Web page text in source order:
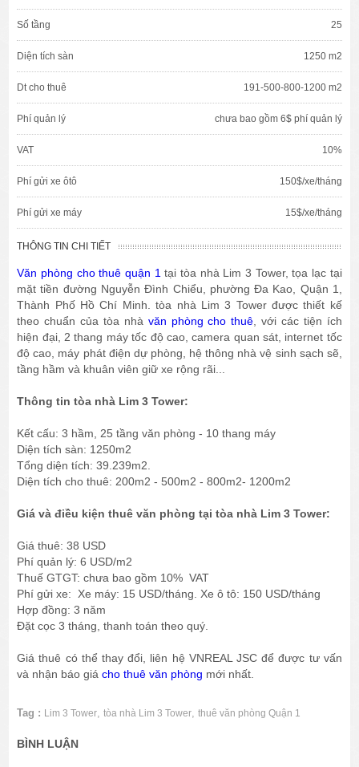
Số tầng 25
Diện tích sàn 1250 m2
Dt cho thuê 191-500-800-1200 m2
Phí quản lý chưa bao gồm 6$ phí quản lý
VAT 10%
Phí gửi xe ôtô 150$/xe/tháng
Phí gửi xe máy 15$/xe/tháng
THÔNG TIN CHI TIẾT
Văn phòng cho thuê quận 1 tại tòa nhà Lim 3 Tower, tọa lạc tại
mặt tiền đường Nguyễn Đình Chiểu, phường Đa Kao, Quận 1,
Thành Phố Hồ Chí Minh. tòa nhà Lim 3 Tower được thiết kế
theo chuẩn của tòa nhà văn phòng cho thuê , với các tiện ích
hiện đại, 2 thang máy tốc độ cao, camera quan sát, internet tốc
độ cao, máy phát điện dự phòng, hệ thông nhà vệ sinh sạch sẽ,
tầng hầm và khuân viên giữ xe rộng rãi...
Thông tin tòa nhà Lim 3 Tower:
Kết cấu: 3 hầm, 25 tầng văn phòng - 10 thang máy
Diện tích sàn: 1250m2
Tổng diện tích: 39.239m2.
Diện tích cho thuê: 200m2 - 500m2 - 800m2- 1200m2
Giá và điều kiện thuê văn phòng tại tòa nhà Lim 3 Tower:
Giá thuê: 38 USD
Phí quản lý: 6 USD/m2
Thuế GTGT: chưa bao gồm 10% VAT
Phí gửi xe: Xe máy: 15 USD/tháng. Xe ô tô: 150 USD/tháng
Hợp đồng: 3 năm
Đặt cọc 3 tháng, thanh toán theo quý.
Giá thuê có thể thay đổi, liên hệ VNREAL JSC để được tư vấn
và nhận báo giácho thuê văn phòng mới nhất.
Tag : Lim 3 Tower ,tòa nhà Lim 3 Tower ,thuê văn phòng Quận 1
BÌNH LUẬN